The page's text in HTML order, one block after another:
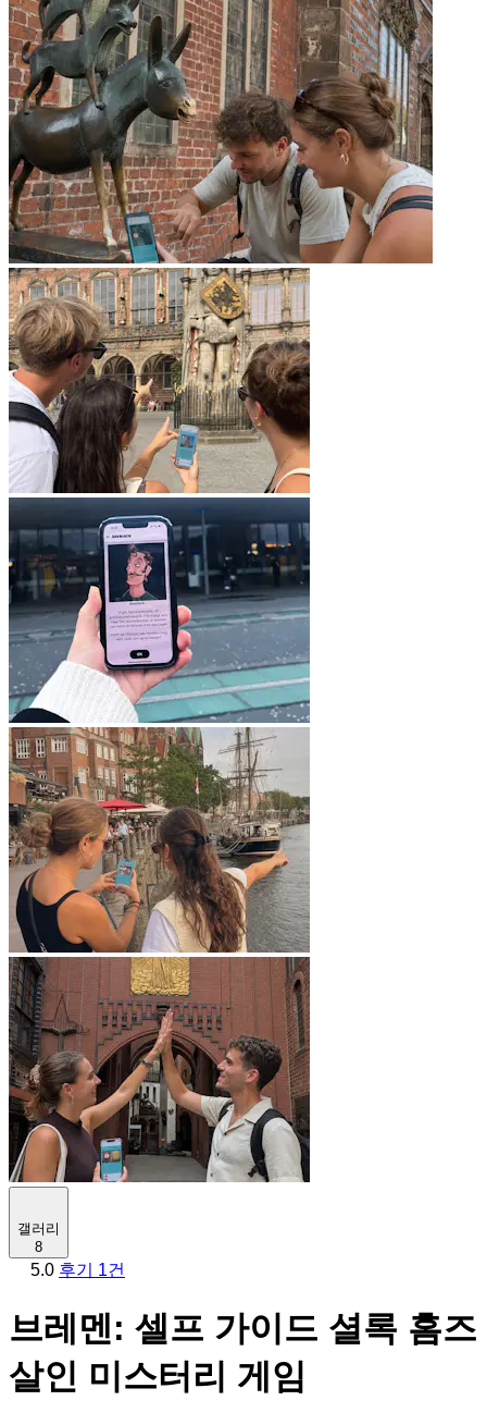
갤러리
8
5.0 후기 1건
브레멘: 셀프 가이드 셜록 홈즈
살인 미스터리 게임